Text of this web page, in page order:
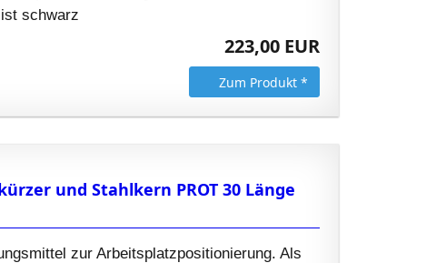
schwarz
223,00 EUR
Zum Produkt *
und Stahlkern PROT 30 Länge
zur Arbeitsplatzpositionierung. Als